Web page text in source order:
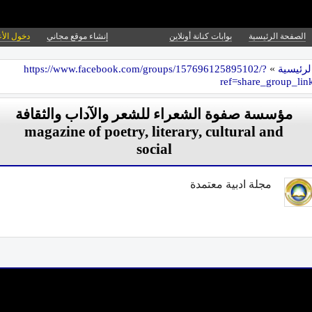
الصفحة الرئيسية بوابات كنانة أونلاين إنشاء موقع مجاني دخول
»
https://www.facebook.com/groups/157696125895102/?
مؤسسة صفوة الشعراء للشعر والآداب والثقافة
magazine of poetry, literary, cultural and
social
مجلة ادبية معتمدة